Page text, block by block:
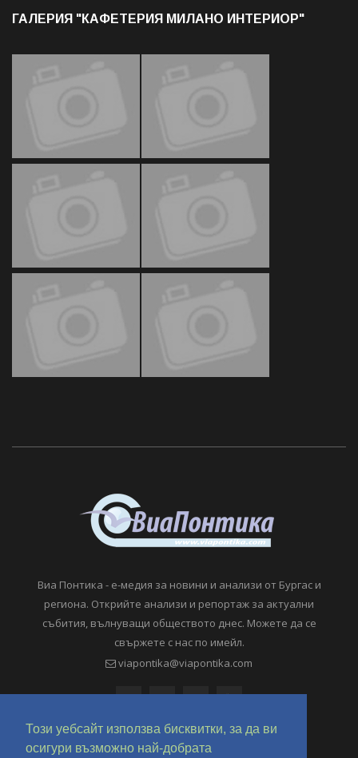
Този уебсайт използва бисквитки, за да ви
осигури възможно най-добрата
ГАЛЕРИЯ "КАФЕТЕРИЯ МИЛАНО ИНТЕРИОР"
Виа Понтика - е-медия за новини и анализи от Бургас и
региона. Открийте анализи и репортаж за актуални
събития, вълнуващи обществото днес. Можете да се
свържете с нас по имейл.
viapontika@viapontika.com